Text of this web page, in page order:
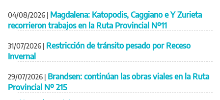
04/08/2026 | Magdalena: Katopodis, Caggiano e Y Zurieta
recorrieron trabajos en la Ruta Provincial Nº11
31/07/2026 | Restricción de tránsito pesado por Receso
Invernal
29/07/2026 | Brandsen: continúan las obras viales en la Ruta
Provincial Nº 215